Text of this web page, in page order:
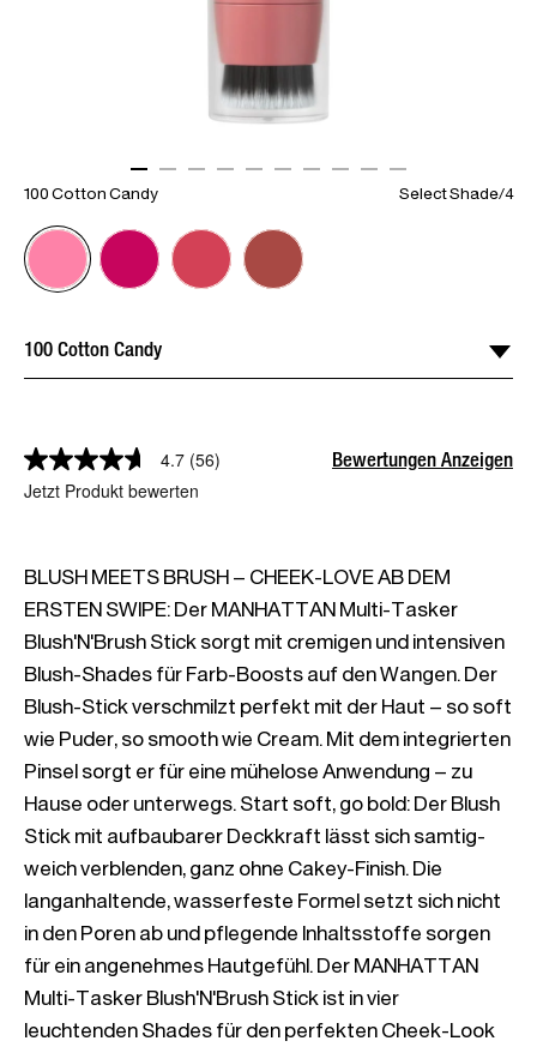
100 Cotton Candy Select Shade/4
4.7 (56)
Jetzt Produkt bewerten
Bewertungen Anzeigen
BLUSH MEETS BRUSH – CHEEK-LOVE AB DEM
ERSTEN SWIPE: Der MANHATTAN Multi-Tasker
Blush'N'Brush Stick sorgt mit cremigen und intensiven
Blush-Shades für Farb-Boosts auf den Wangen. Der
Blush-Stick verschmilzt perfekt mit der Haut – so soft
wie Puder, so smooth wie Cream. Mit dem integrierten
Pinsel sorgt er für eine mühelose Anwendung – zu
Hause oder unterwegs. Start soft, go bold: Der Blush
Stick mit aufbaubarer Deckkraft lässt sich samtig-
weich verblenden, ganz ohne Cakey-Finish. Die
langanhaltende, wasserfeste Formel setzt sich nicht
in den Poren ab und pflegende Inhaltsstoffe sorgen
für ein angenehmes Hautgefühl. Der MANHATTAN
Multi-Tasker Blush'N'Brush Stick ist in vier
leuchtenden Shades für den perfekten Cheek-Look